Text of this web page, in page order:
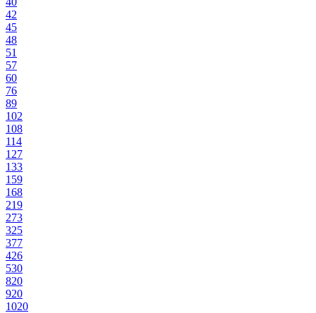
42
45
48
51
57
60
76
89
102
108
114
127
133
159
168
219
273
325
377
426
530
820
920
1020